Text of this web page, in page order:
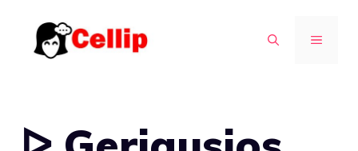
turinio
MENIU